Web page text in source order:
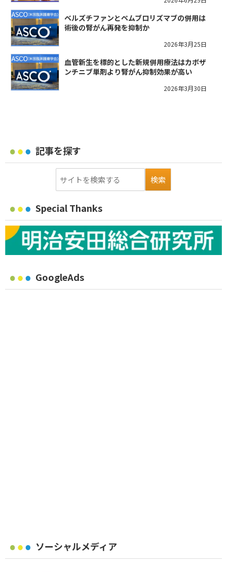
ベルズチファンとペムブロリズマブの併用は
術後の腎がん再発を抑制か
2026年3月25日
血管新生を標的とした新規併用療法はカボザ
ンチニブ単剤より腎がん抑制効果が高い
2026年3月30日
記事を探す
Special Thanks
GoogleAds
ソーシャルメディア